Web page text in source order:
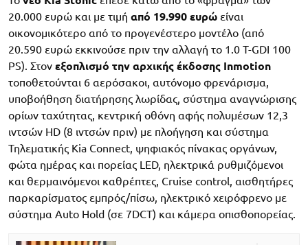
20.000 ευρώ και με τιμή από 19.990 ευρώ είναι
οικονομικότερο από το προγενέστερο μοντέλο (από
20.590 ευρώ εκκινούσε πριν την αλλαγή το 1.0 T-GDI 100
PS). Στον εξοπλισμό την αρχικής έκδοσης Inmotion
τοποθετούνται 6 αερόσακοι, αυτόνομο φρενάρισμα,
υποβοήθηση διατήρησης λωρίδας, σύστημα αναγνώρισης
ορίων ταχύτητας, κεντρική οθόνη αφής πολυμέσων 12,3
ιντσών HD (8 ιντσών πριν) με πλοήγηση και σύστημα
Τηλεματικής Kia Connect, ψηφιακός πίνακας οργάνων,
φώτα ημέρας και πορείας LED, ηλεκτρικά ρυθμιζόμενοι
και θερμαινόμενοι καθρέπτες, Cruise control, αισθητήρες
παρκαρίσματος εμπρός/πίσω, ηλεκτρικό χειρόφρενο με
σύστημα Αuto Ηold (σε 7DCT) και κάμερα οπισθοπορείας.